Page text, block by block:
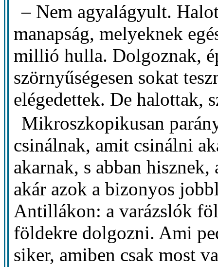
– Nem agyalágyult.
manapság, melyeknek
millió hulla. Dolgoznak,
szörnyűségesen sokat
elégedettek. De halottak,
Mikroszkopikusan
csinálnak, amit csinálni
akarnak, s abban
akár azok a bizonyos
Antillákon: a varázslók
földekre dolgozni. Ami
siker, amiben csak most